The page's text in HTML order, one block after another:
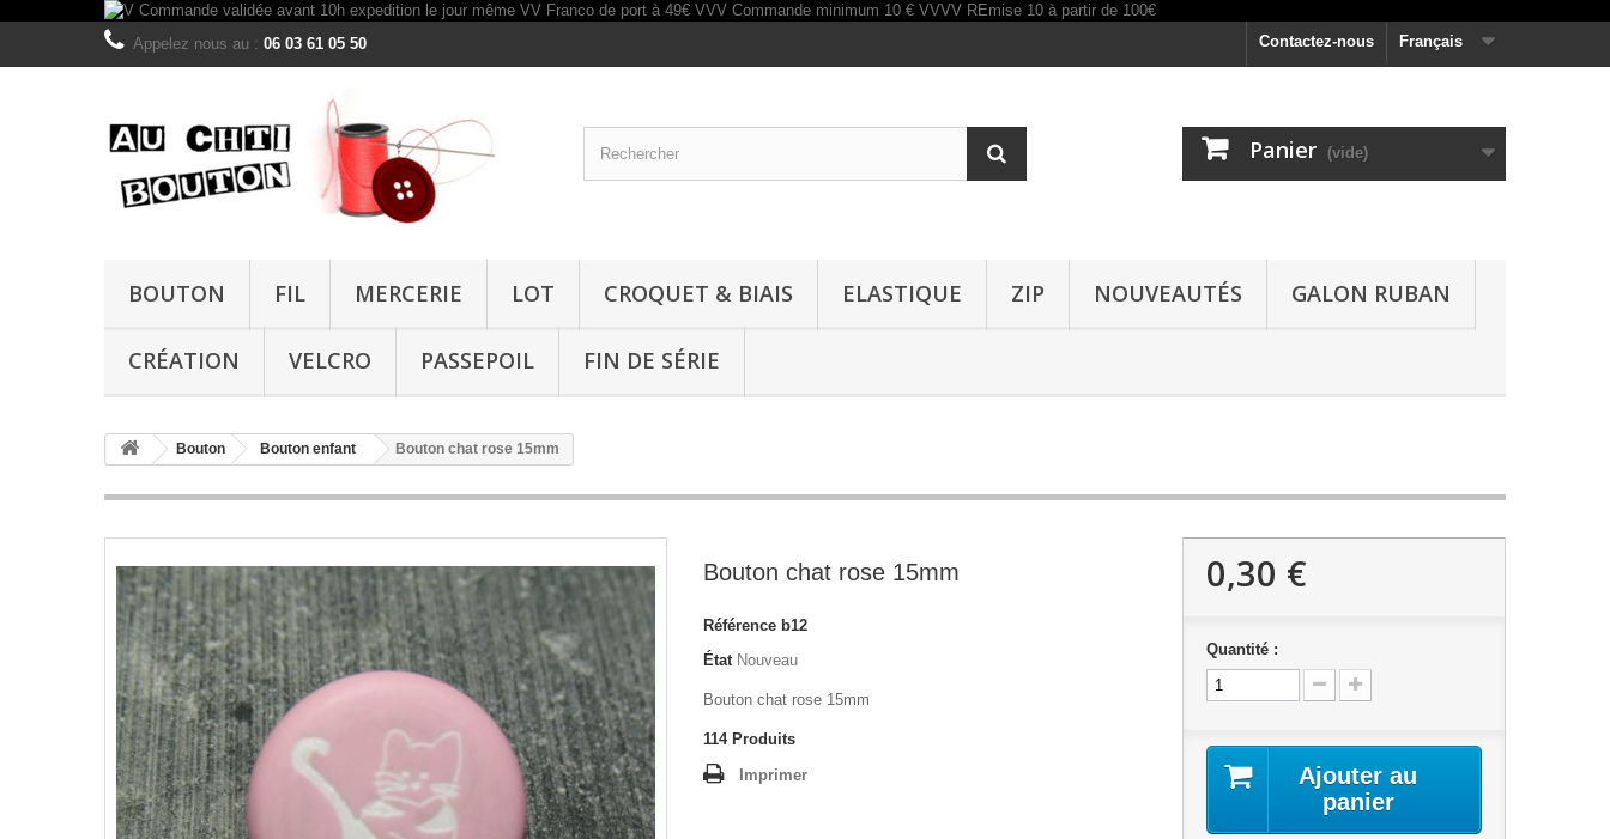
Français
Contactez-nous
Appelez nous au : 06 03 61 05 50
Panier (vide)
BOUTON FIL MERCERIE LOT CROQUET & BIAIS ELASTIQUE ZIP NOUVEAUTÉS GALON RUBAN
CRÉATION VELCRO PASSEPOIL FIN DE SÉRIE
Bouton Bouton enfant Bouton chat rose 15mm
Bouton chat rose 15mm
Référence b12
État Nouveau
Bouton chat rose 15mm
114 Produits
Imprimer
0,30 €
Quantité :
Ajouter au
panier